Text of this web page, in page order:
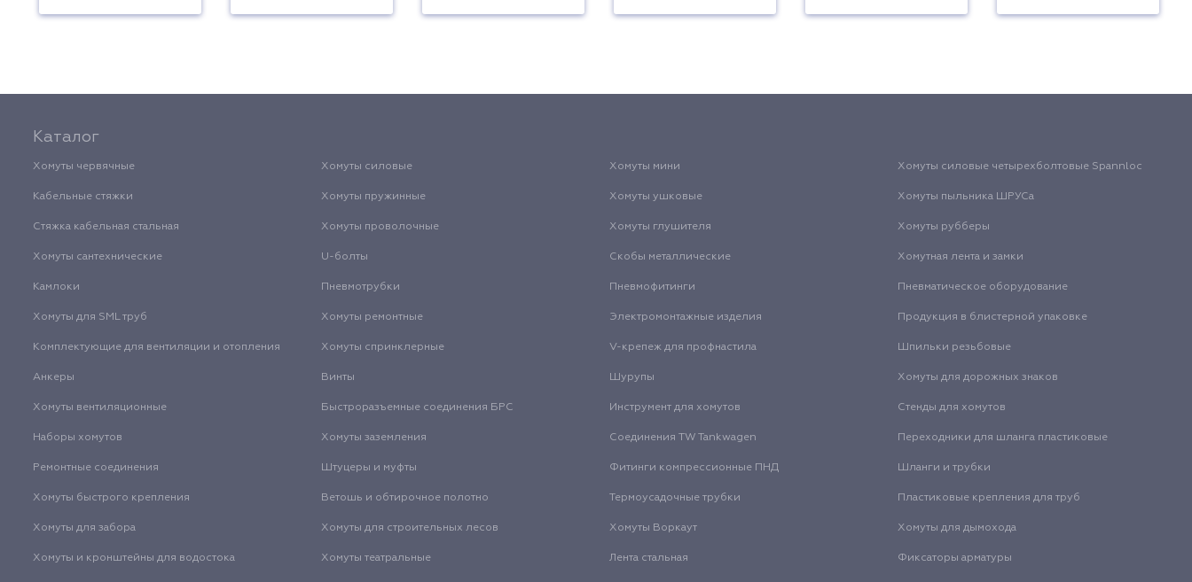
Каталог
Хомуты червячные Хомуты силовые Хомуты мини Хомуты силовые четырехболтовые Spannloc
Кабельные стяжки Хомуты пружинные Хомуты ушковые Хомуты пыльника ШРУСа
Стяжка кабельная стальная Хомуты проволочные Хомуты глушителя Хомуты рубберы
Хомуты сантехнические U-болты Скобы металлические Хомутная лента и замки
Камлоки Пневмотрубки Пневмофитинги Пневматическое оборудование
Хомуты для SML труб Хомуты ремонтные Электромонтажные изделия Продукция в блистерной упаковке
Комплектующие для вентиляции и отопления Хомуты спринклерные V-крепеж для профнастила Шпильки резьбовые
Анкеры Винты Шурупы Хомуты для дорожных знаков
Хомуты вентиляционные Быстроразъемные соединения БРС Инструмент для хомутов Стенды для хомутов
Наборы хомутов Хомуты заземления Соединения TW Tankwagen Переходники для шланга пластиковые
Ремонтные соединения Штуцеры и муфты Фитинги компрессионные ПНД Шланги и трубки
Хомуты быстрого крепления Ветошь и обтирочное полотно Термоусадочные трубки Пластиковые крепления для труб
Хомуты для забора Хомуты для строительных лесов Хомуты Воркаут Хомуты для дымохода
Хомуты и кронштейны для водостока Хомуты театральные Лента стальная Фиксаторы арматуры